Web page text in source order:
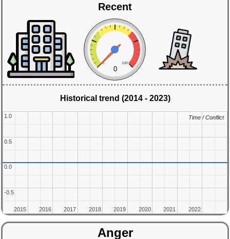
Recent
0 100
0
Historical trend (2014 - 2023)
2015
2015 2016
2016 2017
2017 2018
2018 2019
2019 2020
2020 2021
2021 2022
2022
-0.5
-0.5
0.0
0.0
0.5
0.5
1.0
1.0 Time / Conflict
Time / Conflict
Anger